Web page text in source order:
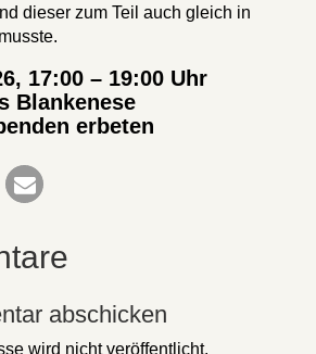
dieser zum Teil auch gleich in
17:00 – 19:00 Uhr
Blankenese
erbeten
abschicken
wird nicht veröffentlicht.